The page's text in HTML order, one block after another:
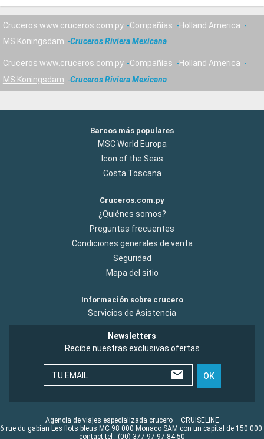
Cruceros www.cruceros.com.py Compañías
Holland America
MS Koningsdam
Cruceros Riviera Mexicana
Cruceros www.cruceros.com.py Compañías
Holland America
MS Koningsdam
Cruceros Riviera Mexicana
Barcos más populares
MSC World Europa
Icon of the Seas
Costa Toscana
Cruceros.com.py
¿Quiénes somos?
Preguntas frecuentes
Condiciones generales de venta
Seguridad
Mapa del sitio
Información sobre crucero
Servicios de Asistencia
Newsletters
Recibe nuestras exclusivas ofertas
TU EMAIL OK
Agencia de viajes especializada crucero – CRUISELINE
rue du gabian Les flots bleus MC 98 000 Monaco SAM con un capital de 150 000
contact tel : (00) 377 97 97 84 50